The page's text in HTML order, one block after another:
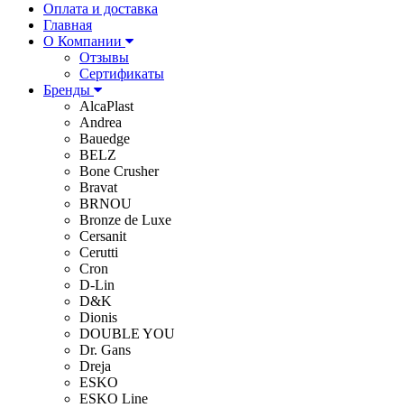
Оплата и доставка
Главная
О Компании
Отзывы
Сертификаты
Бренды
AlcaPlast
Andrea
Bauedge
BELZ
Bone Crusher
Bravat
BRNOU
Bronze de Luxe
Cersanit
Cerutti
Cron
D-Lin
D&K
Dionis
DOUBLE YOU
Dr. Gans
Dreja
ESKO
ESKO Line